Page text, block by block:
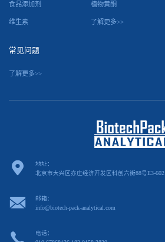
食品添加剂 植物黄酮
维生素 了解更多>>
常见问题
了解更多>>
地址：
北京市大兴区亦庄经济开发区科创六街88号E3-602
邮箱：
info@biotech-pack-analytical.com
电话：